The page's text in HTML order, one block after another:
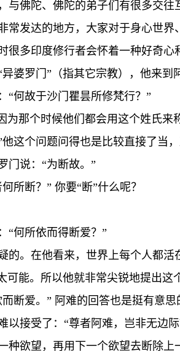
与佛陀、佛陀的弟子们有很多交往
常发达的地方，大家对于身心世
很多印度修行者会怀着一种好奇心
婆罗门”（指其它宗教），他来
“何故于沙门瞿昙所修梵行？”
为那个时候他们都会用这个姓氏
这个问题问得也是比较直接了当，
门说：“为断故。”
所断？” 你要“断”什么呢？
“何所依而得断爱？”
的。在他看来，世界上每个人都
可能。所以他就非常尖锐地提出这
断爱。” 阿难的回答也是挺有意
以接受了：“尊者阿难，岂非无边
种欲望，再用下一个欲望去断除